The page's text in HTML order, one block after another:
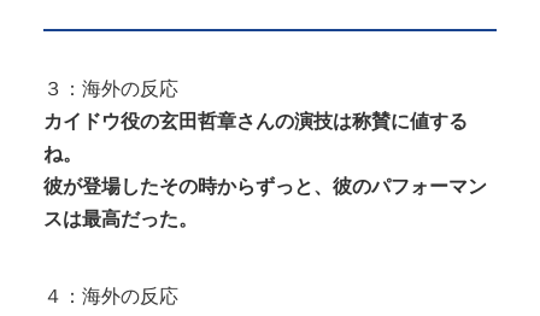
３：海外の反応
カイドウ役の玄田哲章さんの演技は称賛に値する
ね。
彼が登場したその時からずっと、彼のパフォーマン
スは最高だった。
４：海外の反応